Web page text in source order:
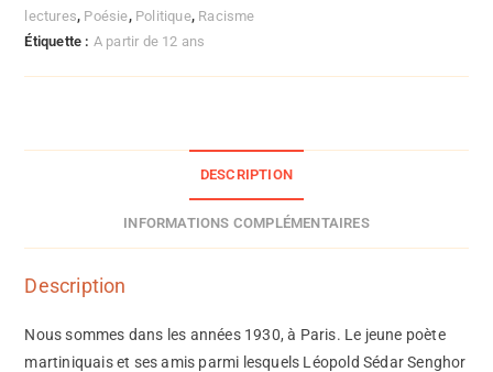
lectures, Poésie, Politique, Racisme
Étiquette : A partir de 12 ans
DESCRIPTION
INFORMATIONS COMPLÉMENTAIRES
Description
Nous sommes dans les années 1930, à Paris. Le jeune poète
martiniquais et ses amis parmi lesquels Léopold Sédar Senghor